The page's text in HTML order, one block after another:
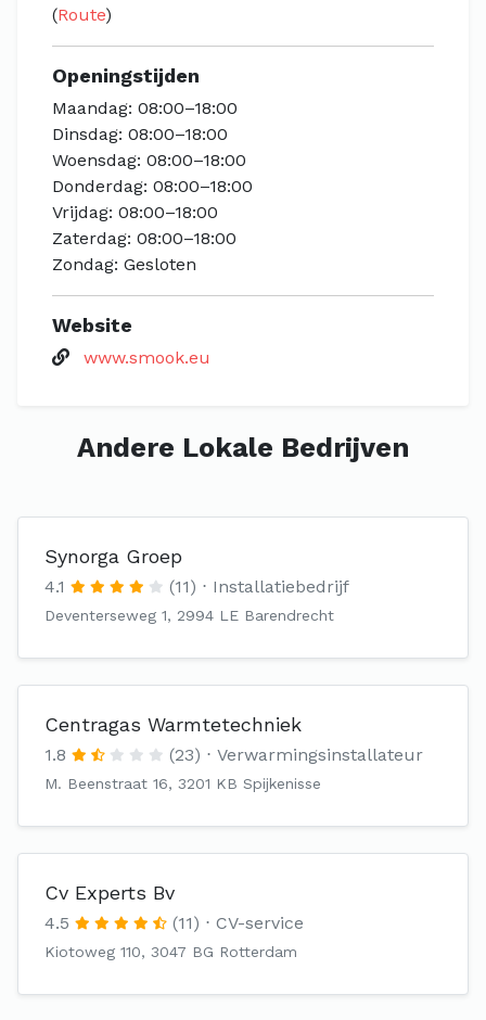
(Route)
Openingstijden
Maandag: 08:00–18:00
Dinsdag: 08:00–18:00
Woensdag: 08:00–18:00
Donderdag: 08:00–18:00
Vrijdag: 08:00–18:00
Zaterdag: 08:00–18:00
Zondag: Gesloten
Website
www.smook.eu
Andere Lokale Bedrijven
Synorga Groep
4.1 (11) Installatiebedrijf
Deventerseweg 1, 2994 LE Barendrecht
Centragas Warmtetechniek
1.8 (23) Verwarmingsinstallateur
M. Beenstraat 16, 3201 KB Spijkenisse
Cv Experts Bv
4.5 (11) CV-service
Kiotoweg 110, 3047 BG Rotterdam